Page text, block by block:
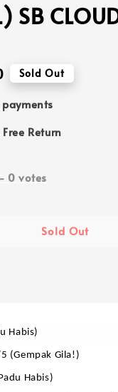
SB
Sold Out
payments
Return
- 0 votes
Sold Out
Habis)
(Gempak Gila!)
Habis)